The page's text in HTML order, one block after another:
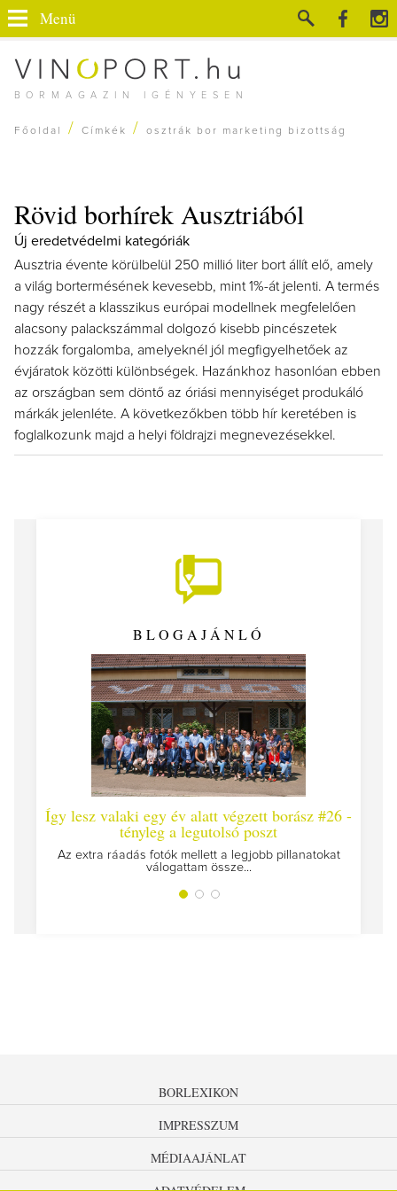
BORMAGAZIN IGÉNYESEN
Menü
Főoldal / Címkék / osztrák bor marketing bizottság
Rövid borhírek Ausztriából
Új eredetvédelmi kategóriák
Ausztria évente körülbelül 250 millió liter bort állít elő, amely
a világ bortermésének kevesebb, mint 1%-át jelenti. A termés
nagy részét a klasszikus európai modellnek megfelelően
alacsony palackszámmal dolgozó kisebb pincészetek
hozzák forgalomba, amelyeknél jól megfigyelhetőek az
évjáratok közötti különbségek. Hazánkhoz hasonlóan ebben
az országban sem döntő az óriási mennyiséget produkáló
márkák jelenléte. A következőkben több hír keretében is
foglalkozunk majd a helyi földrajzi megnevezésekkel.
BLOGAJÁNLÓ
Így lesz valaki egy év alatt végzett borász #26 -
tényleg a legutolsó poszt
Az extra ráadás fotók mellett a legjobb pillanatokat
válogattam össze...
BORLEXIKON
IMPRESSZUM
MÉDIAAJÁNLAT